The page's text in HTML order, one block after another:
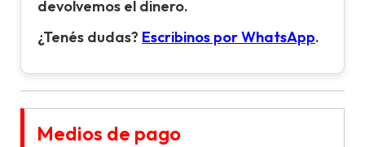
devolvemos el dinero.
¿Tenés dudas? Escribinos por WhatsApp.
Medios de pago